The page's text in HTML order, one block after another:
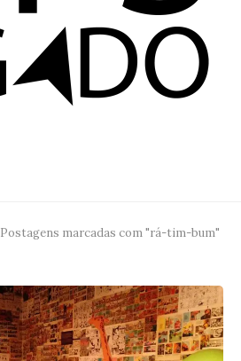
Postagens marcadas com "rá-tim-bum"